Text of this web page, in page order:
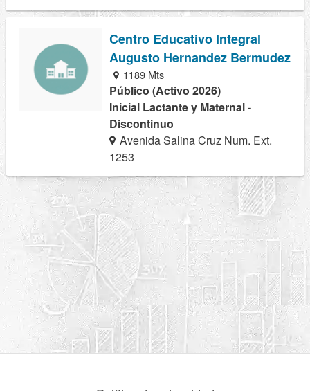
Centro Educativo Integral
Augusto Hernandez Bermudez
1189 Mts
Público (Activo 2026)
Inicial Lactante y Maternal -
Discontinuo
Avenida Salina Cruz Num. Ext.
1253